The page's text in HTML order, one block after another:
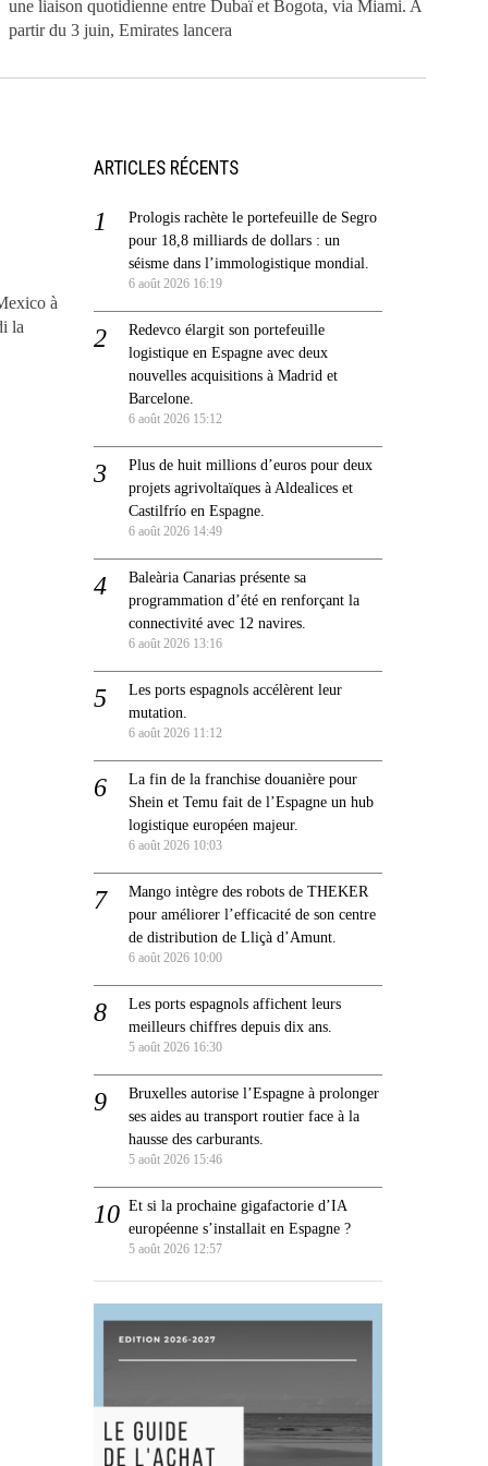
une liaison quotidienne entre Dubaï et Bogota, via Miami. A
partir du 3 juin, Emirates lancera
à
la
ARTICLES RÉCENTS
Prologis rachète le portefeuille de Segro
pour 18,8 milliards de dollars : un
séisme dans l’immologistique mondial.
6 août 2026 16:19
Redevco élargit son portefeuille
logistique en Espagne avec deux
nouvelles acquisitions à Madrid et
Barcelone.
6 août 2026 15:12
Plus de huit millions d’euros pour deux
projets agrivoltaïques à Aldealices et
Castilfrío en Espagne.
6 août 2026 14:49
Baleària Canarias présente sa
programmation d’été en renforçant la
connectivité avec 12 navires.
6 août 2026 13:16
Les ports espagnols accélèrent leur
mutation.
6 août 2026 11:12
La fin de la franchise douanière pour
Shein et Temu fait de l’Espagne un hub
logistique européen majeur.
6 août 2026 10:03
Mango intègre des robots de THEKER
pour améliorer l’efficacité de son centre
de distribution de Lliçà d’Amunt.
6 août 2026 10:00
Les ports espagnols affichent leurs
meilleurs chiffres depuis dix ans.
5 août 2026 16:30
Bruxelles autorise l’Espagne à prolonger
ses aides au transport routier face à la
hausse des carburants.
5 août 2026 15:46
Et si la prochaine gigafactorie d’IA
européenne s’installait en Espagne ?
5 août 2026 12:57